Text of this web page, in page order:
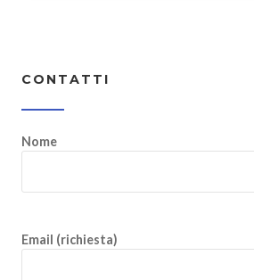
CONTATTI
Nome
Email (richiesta)